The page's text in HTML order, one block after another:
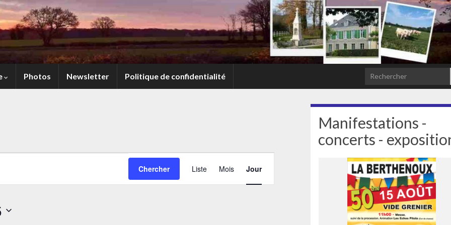
Photos Newsletter Politique de confidentialité Search for:
2025 Chercher
de
vues
Liste Mois Jour
Manifestations -
concerts -